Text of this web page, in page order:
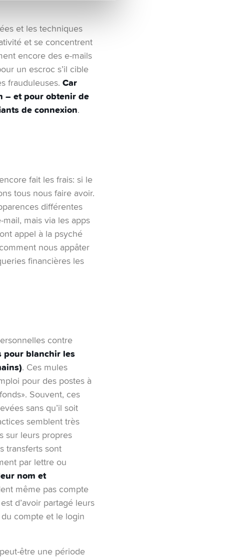
et les techniques
et se concentrent
encore des e-mails
un escroc s’il cible
frauduleuses. Car
– et pour obtenir de
de connexion.
fait les frais: si le
tous nous faire avoir.
différentes
mais via les apps
appel à la psyché
nous appâter
financières les
contre
pour blanchir les
. Ces mules
pour des postes à
Souvent, ces
sans qu’il soit
semblent très
sur leurs propres
transferts sont
par lettre ou
nom et
même pas compte
d’avoir partagé leurs
compte et le login
être une période